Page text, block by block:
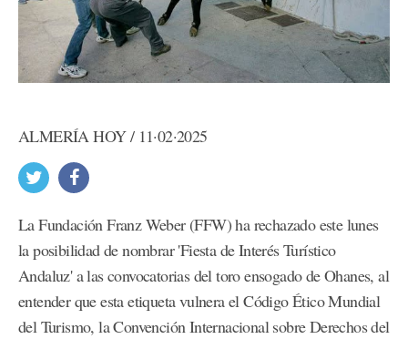
ALMERÍA HOY / 11·02·2025
La Fundación Franz Weber (FFW) ha rechazado este lunes
la posibilidad de nombrar 'Fiesta de Interés Turístico
Andaluz' a las convocatorias del toro ensogado de Ohanes, al
entender que esta etiqueta vulnera el Código Ético Mundial
del Turismo, la Convención Internacional sobre Derechos del